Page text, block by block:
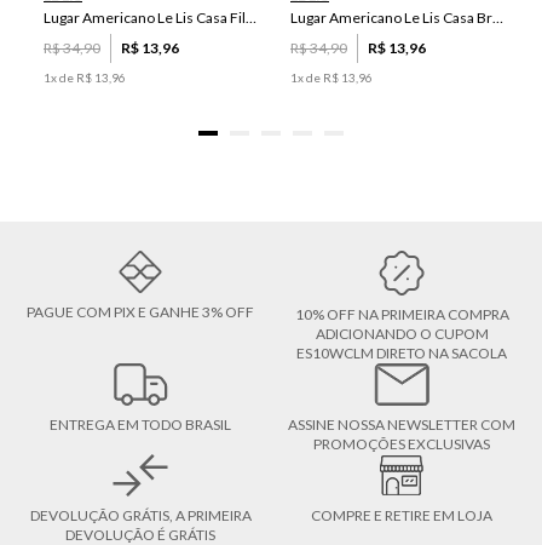
Lugar Americano Le Lis Casa Filipa
R$34,90 R$ 13 96
1x de R$ 13 96
Lugar Americano Le Lis Casa Brenda
R$34,90 R$ 13 96
1x de R$ 13 96
PAGUE COM PIX E GANHE 3% OFF
10% OFF NA PRIMEIRA COMPRA
ADICIONANDO O CUPOM
ES10WCLM DIRETO NA SACOLA
ENTREGA EM TODO BRASIL
ASSINE NOSSA NEWSLETTER COM
PROMOÇÕES EXCLUSIVAS
DEVOLUÇÃO GRÁTIS, A PRIMEIRA
DEVOLUÇÃO É GRÁTIS
COMPRE E RETIRE EM LOJA